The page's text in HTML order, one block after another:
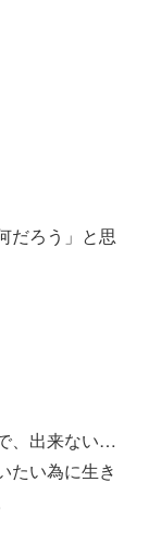
だろう」と思
、出来ない…
たい為に生き